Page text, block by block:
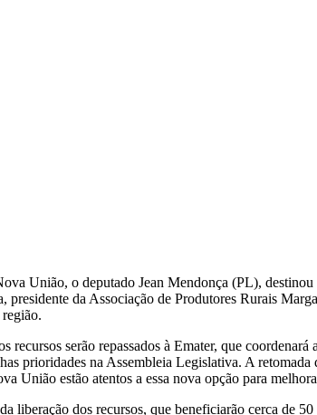
União, o deputado Jean Mendonça (PL),
da Associação de Produtores Rurais
recursos serão repassados à Emater, que
prioridades na Assembleia Legislativa. A
estão atentos a essa nova opção para
liberação dos recursos, que beneficiarão cerca de